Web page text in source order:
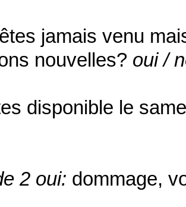
jamais venu
nouvelles? oui /
disponible le
2 oui: dommage,